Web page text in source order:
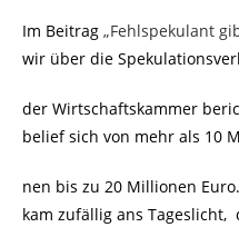
Im Beitrag „Fehlspekulant
wir über die
der Wirtschaftskammer
belief sich von mehr als 10
nen bis zu 20 Millionen
kam zufällig ans Tageslicht,